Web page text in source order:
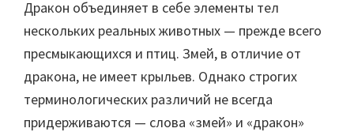
Дракон объединяет в себе элементы тел
нескольких реальных животных — прежде всего
пресмыкающихся и птиц. Змей, в отличие от
дракона, не имеет крыльев. Однако строгих
терминологических различий не всегда
придерживаются — слова «змей» и «дракон»